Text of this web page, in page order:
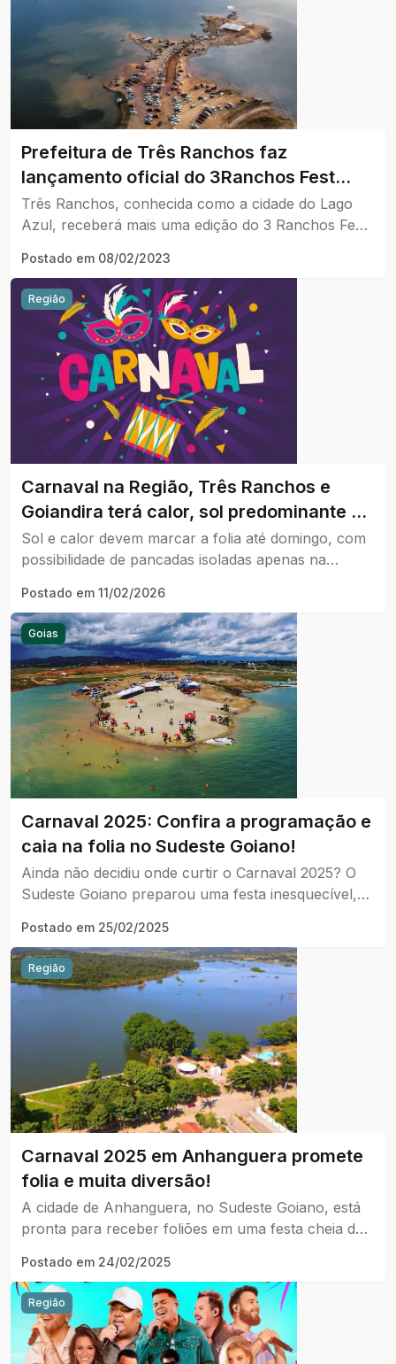
Prefeitura de Três Ranchos faz
lançamento oficial do 3Ranchos Fest
Folia 2023
Três Ranchos, conhecida como a cidade do Lago
Azul, receberá mais uma edição do 3 Ranchos Fest
confirma que a cidade continuará sendo o principal
destino para os turistas no carnaval goiano.
Postado em 08/02/2023
Região
Carnaval na Região, Três Ranchos e
Goiandira terá calor, sol predominante e
chance de chuva apenas na segunda-
feira.
Sol e calor devem marcar a folia até domingo, com
possibilidade de pancadas isoladas apenas na
Postado em 11/02/2026
Goias
Carnaval 2025: Confira a programação e
caia na folia no Sudeste Goiano!
Ainda não decidiu onde curtir o Carnaval 2025? O
Sudeste Goiano preparou uma festa inesquecível,
Postado em 25/02/2025
Região
Carnaval 2025 em Anhanguera promete
folia e muita diversão!
A cidade de Anhanguera, no Sudeste Goiano, está
pronta para receber foliões em uma festa cheia de
Postado em 24/02/2025
Região